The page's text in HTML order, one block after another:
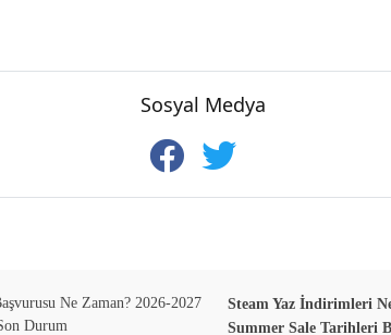
Sosyal Medya
Ne Zaman? 2026-2027
Durum
Steam Yaz İndirimleri
Summer Sale Tarihleri